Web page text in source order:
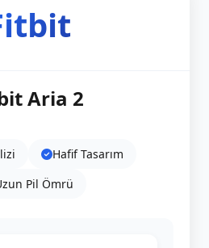
Aria 2
Hafif Tasarım
Pil Ömrü